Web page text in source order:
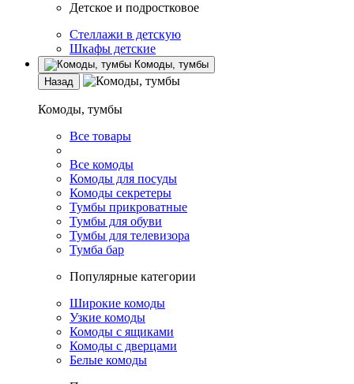
Детское и подростковое
Стеллажи в детскую
Шкафы детские
Комоды, тумбы
Назад
Комоды, тумбы
Все товары
Все комоды
Комоды для посуды
Комоды секретеры
Тумбы прикроватные
Тумбы для обуви
Тумбы для телевизора
Тумба бар
Популярные категории
Широкие комоды
Узкие комоды
Комоды с ящиками
Комоды с дверцами
Белые комоды